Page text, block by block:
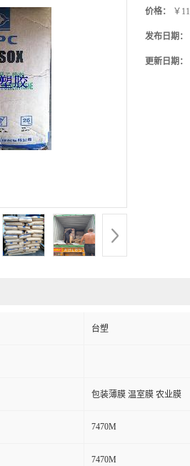
价格： ￥
发布日期：
更新日期：
台塑
包装薄膜 温室膜 农业膜
7470M
7470M